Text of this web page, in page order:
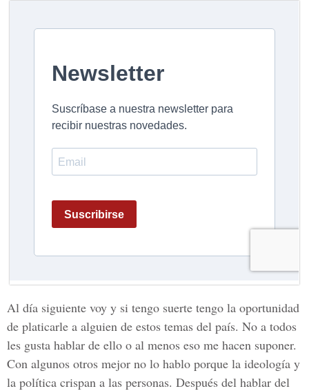
Al día siguiente voy y si tengo suerte tengo la oportunidad
de platicarle a alguien de estos temas del país. No a todos
les gusta hablar de ello o al menos eso me hacen suponer.
Con algunos otros mejor no lo hablo porque la ideología y
la política crispan a las personas. Después del hablar del